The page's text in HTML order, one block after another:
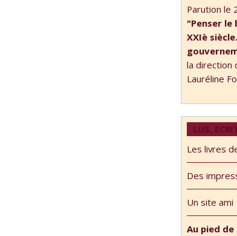
Parution le
"Penser le
XXIè
la direction
Lauréline
LUS,
Les livres
Des
Un site ami
Au pied